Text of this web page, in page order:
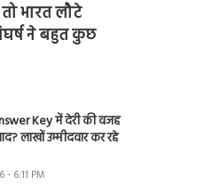
भारत लौटे
ने बहुत कुछ
Key में देरी की वजह
लाखों उम्मीदवार कर रहे
- 6:11 PM